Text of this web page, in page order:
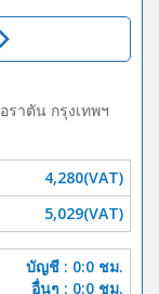
ราตัน กรุงเทพฯ
4,280(VAT)
5,029(VAT)
บัญชี : 0:0 ชม.
อื่นๆ : 0:0 ชม.